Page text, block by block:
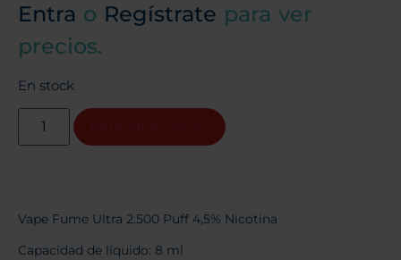
Entra o Regístrate para ver
precios.
En stock
Vape Fume Ultra 2.500 Puff 4,5% Nicotina
Capacidad de líquido: 8 ml